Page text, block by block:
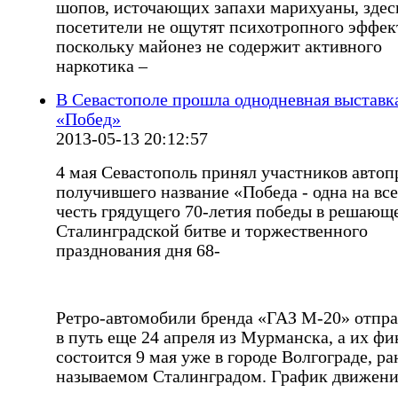
шопов, источающих запахи марихуаны,
посетители не ощутят психотропного
поскольку майонез не содержит активного
наркотика –
В Севастополе прошла однодневная
«Побед»
2013-05-13 20:12:57
4 мая Севастополь принял участников
получившего название «Победа - одна на
честь грядущего 70-летия победы в
Сталинградской битве и торжественного
празднования дня 68-
Ретро-автомобили бренда «ГАЗ М-20»
в путь еще 24 апреля из Мурманска, а их
состоится 9 мая уже в городе Волгограде,
называемом Сталинградом. График